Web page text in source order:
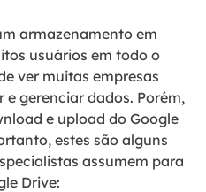
armazenamento em
usuários em todo o
ver muitas empresas
gerenciar dados. Porém,
e upload do Google
estes são alguns
assumem para
Drive: